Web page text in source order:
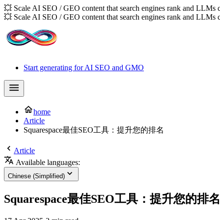
💥 Scale AI SEO / GEO content that search engines rank and LLMs
💥 Scale AI SEO / GEO content that search engines rank and LLMs
Start generating for AI SEO and GMO
home
Article
Squarespace最佳SEO工具：提升您的排名
Article
Available languages:
Chinese (Simplified)
Squarespace最佳SEO工具：提升您的排名